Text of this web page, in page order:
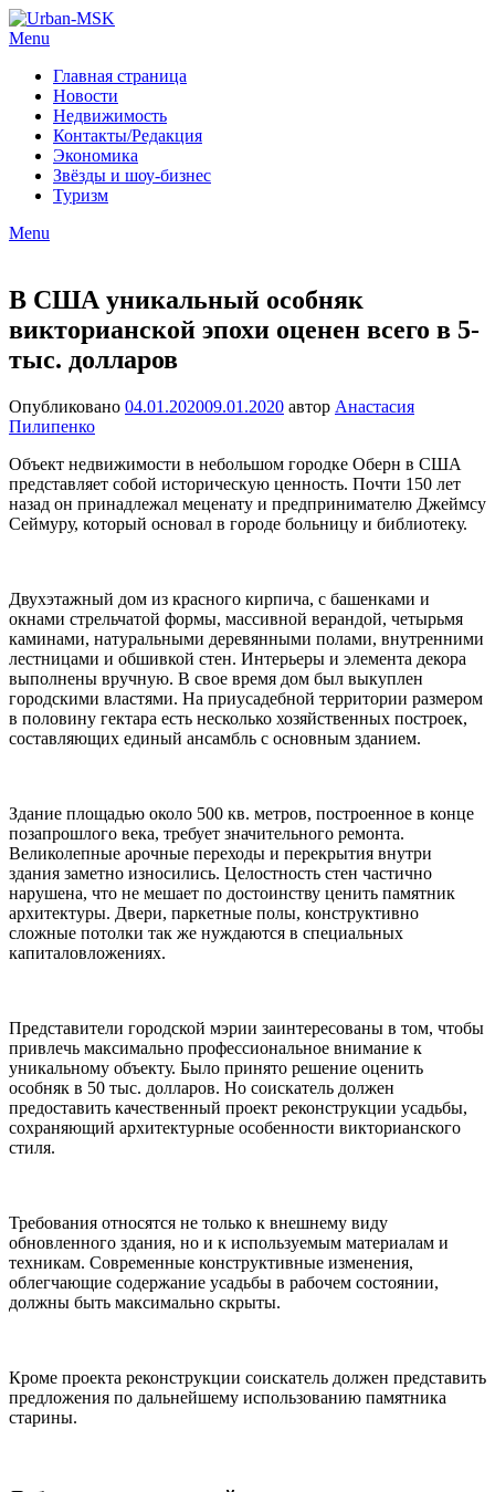
Menu
Главная страница
Новости
Недвижимость
Контакты/Редакция
Экономика
Звёзды и шоу-бизнес
Туризм
Menu
В США уникальный особняк
викторианской эпохи оценен всего в 5-
тыс. долларов
Опубликовано 04.01.202009.01.2020 автор Анастасия
Пилипенко
Объект недвижимости в небольшом городке Оберн в США
представляет собой историческую ценность. Почти 150 лет
назад он принадлежал меценату и предпринимателю Джеймсу
Сеймуру, который основал в городе больницу и библиотеку.
Двухэтажный дом из красного кирпича, с башенками и
окнами стрельчатой формы, массивной верандой, четырьмя
каминами, натуральными деревянными полами, внутренними
лестницами и обшивкой стен. Интерьеры и элемента декора
выполнены вручную. В свое время дом был выкуплен
городскими властями. На приусадебной территории размером
в половину гектара есть несколько хозяйственных построек,
составляющих единый ансамбль с основным зданием.
Здание площадью около 500 кв. метров, построенное в конце
позапрошлого века, требует значительного ремонта.
Великолепные арочные переходы и перекрытия внутри
здания заметно износились. Целостность стен частично
нарушена, что не мешает по достоинству ценить памятник
архитектуры. Двери, паркетные полы, конструктивно
сложные потолки так же нуждаются в специальных
капиталовложениях.
Представители городской мэрии заинтересованы в том, чтобы
привлечь максимально профессиональное внимание к
уникальному объекту. Было принято решение оценить
особняк в 50 тыс. долларов. Но соискатель должен
предоставить качественный проект реконструкции усадьбы,
сохраняющий архитектурные особенности викторианского
стиля.
Требования относятся не только к внешнему виду
обновленного здания, но и к используемым материалам и
техникам. Современные конструктивные изменения,
облегчающие содержание усадьбы в рабочем состоянии,
должны быть максимально скрыты.
Кроме проекта реконструкции соискатель должен представить
предложения по дальнейшему использованию памятника
старины.